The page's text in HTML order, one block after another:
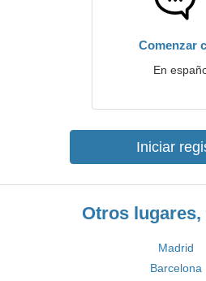
Comenzar
En
Iniciar
Otros
Madrid
Barcelona